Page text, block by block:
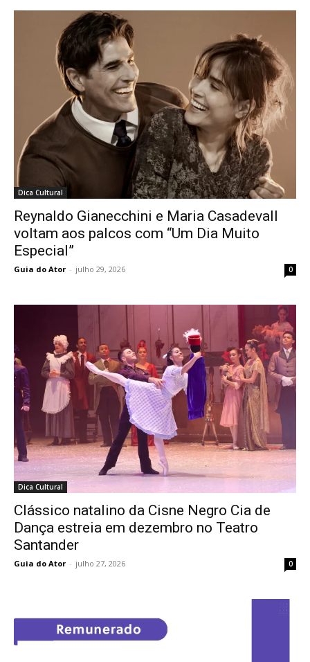
Dica Cultural
Reynaldo Gianecchini e Maria Casadevall
voltam aos palcos com “Um Dia Muito
Especial”
Guia do Ator - julho 29, 2026 0
Dica Cultural
Clássico natalino da Cisne Negro Cia de
Dança estreia em dezembro no Teatro
Santander
Guia do Ator - julho 27, 2026 0